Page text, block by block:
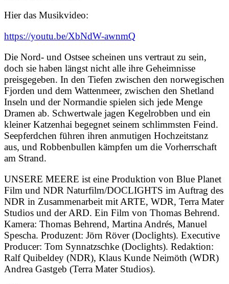
Hier das Musikvideo:
https://youtu.be/XbNdW-awnmQ
Die Nord- und Ostsee scheinen uns vertraut zu sein,
doch sie haben längst nicht alle ihre Geheimnisse
preisgegeben. In den Tiefen zwischen den norwegischen
Fjorden und dem Wattenmeer, zwischen den Shetland
Inseln und der Normandie spielen sich jede Menge
Dramen ab. Schwertwale jagen Kegelrobben und ein
kleiner Katzenhai begegnet seinem schlimmsten Feind.
Seepferdchen führen ihren anmutigen Hochzeitstanz
aus, und Robbenbullen kämpfen um die Vorherrschaft
am Strand.
UNSERE MEERE ist eine Produktion von Blue Planet
Film und NDR Naturfilm/DOCLIGHTS im Auftrag des
NDR in Zusammenarbeit mit ARTE, WDR, Terra Mater
Studios und der ARD. Ein Film von Thomas Behrend.
Kamera: Thomas Behrend, Martina Andrés, Manuel
Spescha. Produzent: Jörn Röver (Doclights). Executive
Producer: Tom Synnatzschke (Doclights). Redaktion:
Ralf Quibeldey (NDR), Klaus Kunde Neimöth (WDR)
Andrea Gastgeb (Terra Mater Studios).